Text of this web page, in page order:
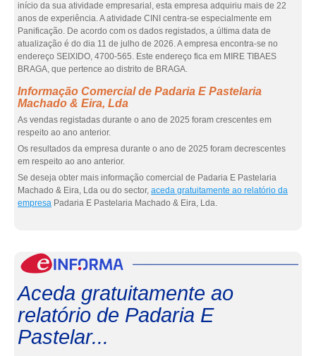
início da sua atividade empresarial, esta empresa adquiriu mais de 22
anos de experiência. A atividade CINI centra-se especialmente em
Panificação. De acordo com os dados registados, a última data de
atualização é do dia 11 de julho de 2026. A empresa encontra-se no
endereço SEIXIDO, 4700-565. Este endereço fica em MIRE TIBAES
BRAGA, que pertence ao distrito de BRAGA.
Informação Comercial de Padaria E Pastelaria
Machado & Eira, Lda
As vendas registadas durante o ano de 2025 foram crescentes em
respeito ao ano anterior.
Os resultados da empresa durante o ano de 2025 foram decrescentes
em respeito ao ano anterior.
Se deseja obter mais informação comercial de Padaria E Pastelaria
Machado & Eira, Lda ou do sector, aceda gratuitamente ao relatório da
empresa Padaria E Pastelaria Machado & Eira, Lda.
Aceda gratuitamente ao
relatório de Padaria E
Pastelar...